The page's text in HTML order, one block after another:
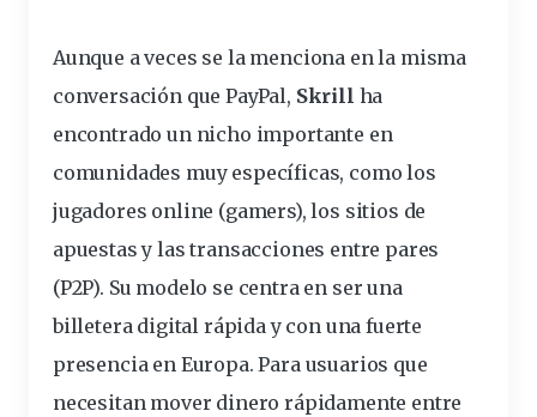
Aunque a veces se la menciona en la misma
conversación que PayPal, Skrill ha
encontrado un nicho importante en
comunidades muy específicas, como los
jugadores online (gamers), los sitios de
apuestas y las transacciones entre pares
(P2P). Su modelo se centra en ser una
billetera digital rápida y con una fuerte
presencia en Europa. Para usuarios que
necesitan mover dinero rápidamente entre